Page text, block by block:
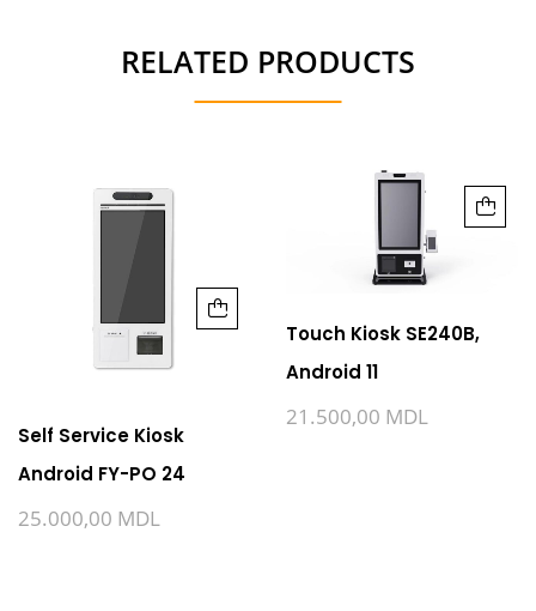
RELATED PRODUCTS
Self Service Kiosk
Android FY-PO 24
25.000,00 MDL
Touch Kiosk SE240B,
Android 11
21.500,00 MDL